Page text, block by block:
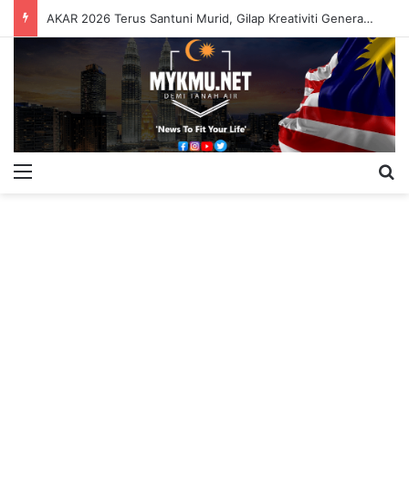
AKAR 2026 Terus Santuni Murid, Gilap Kreativiti Generasi Muda